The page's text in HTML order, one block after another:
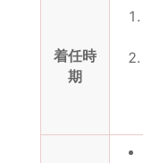
着任時
期